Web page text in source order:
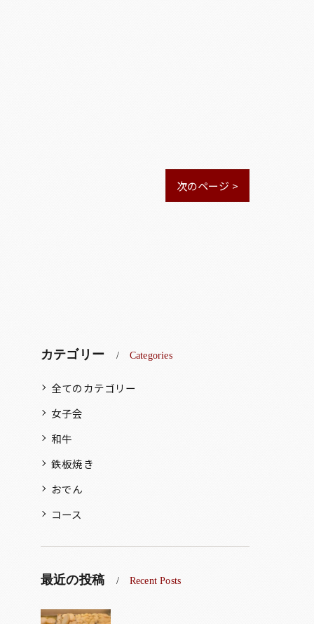
次のページ >
カテゴリー Categories
全てのカテゴリー
女子会
和牛
鉄板焼き
おでん
コース
最近の投稿 Recent Posts